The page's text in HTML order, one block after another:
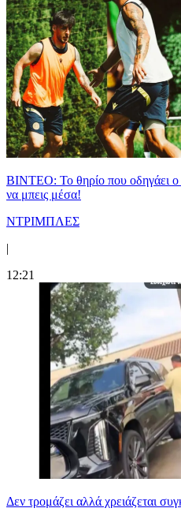
ΒΙΝΤΕΟ: Το θηρίο που οδηγάει ο
να μπεις μέσα!
ΝΤΡΙΜΠΛΕΣ
|
12:21
Δεν τρομάζει αλλά χρειάζεται